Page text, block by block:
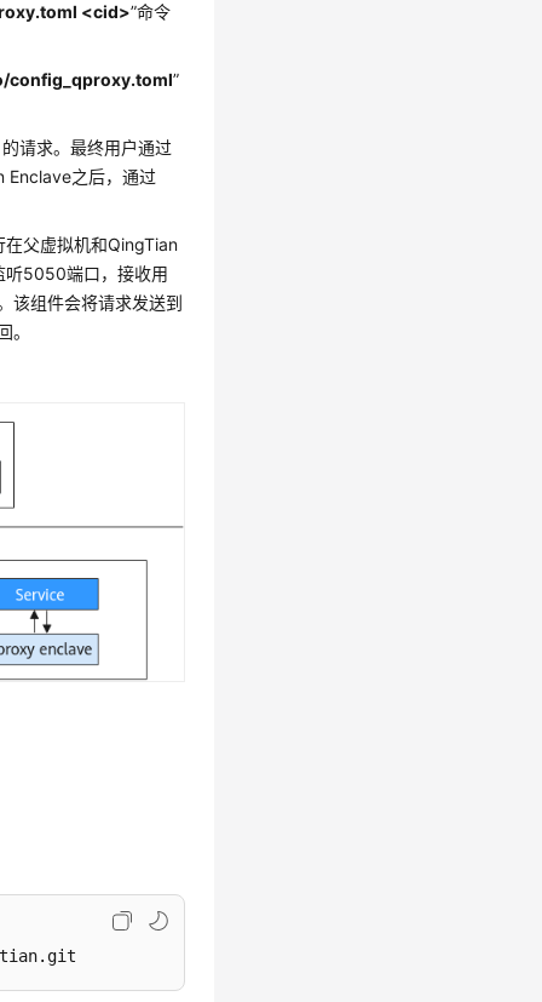
<cid>”命令
config_qproxy.toml”
请求。最终用户通过
Enclave之后，通过
在父虚拟机和QingTian
听5050端口，接收用
该组件会将请求发送到